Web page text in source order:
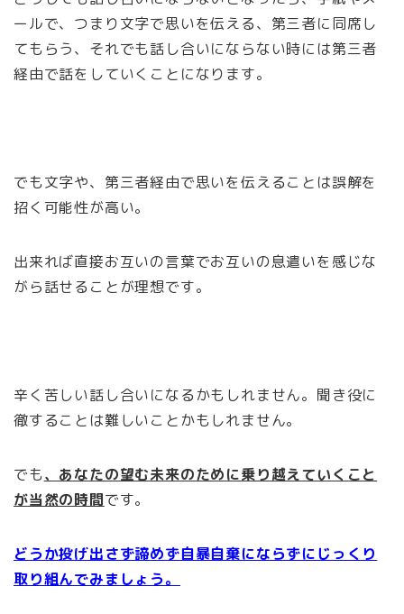
ールで、つまり文字で思いを伝える、第三者に同席し
てもらう、それでも話し合いにならない時には第三者
経由で話をしていくことになります。
でも文字や、第三者経由で思いを伝えることは誤解を
招く可能性が高い。
出来れば直接お互いの言葉でお互いの息遣いを感じな
がら話せることが理想です。
辛く苦しい話し合いになるかもしれません。聞き役に
徹することは難しいことかもしれません。
でも、あなたの望む未来のために乗り越えていくこと
が当然の時間です。
どうか投げ出さず諦めず自暴自棄にならずにじっくり
取り組んでみましょう。